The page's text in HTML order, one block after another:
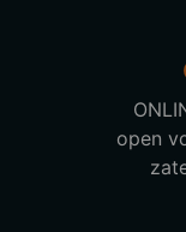
open